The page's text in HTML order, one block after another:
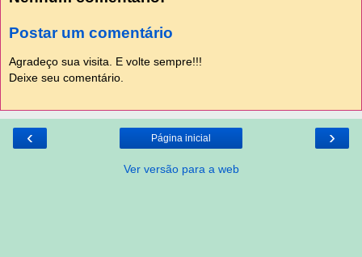
Postar um comentário
Agradeço sua visita. E volte sempre!!!
Deixe seu comentário.
‹ ›
Página inicial
Ver versão para a web